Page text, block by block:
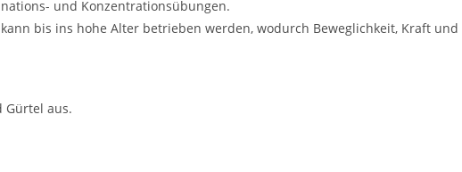
und Konzentrationsübungen.
bis ins hohe Alter betrieben werden, wodurch Beweglichkeit, Kraft
Gürtel aus.